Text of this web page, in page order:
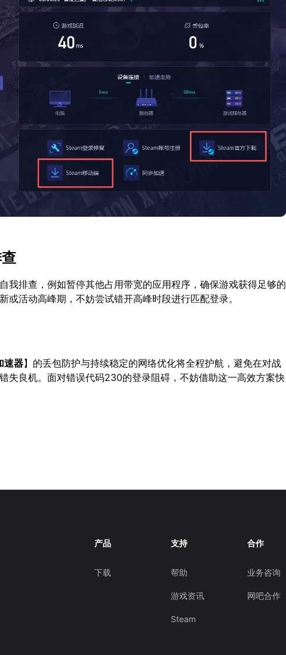
我排查，例如暂停其他占用带宽的应用程序，确保游戏获得足够的
或活动高峰期，不妨尝试错开高峰时段进行匹配登录。
速器】的丢包防护与持续稳定的网络优化将全程护航，避免在对战
失良机。面对错误代码230的登录阻碍，不妨借助这一高效方案快
产品
下载
支持
帮助
游戏资讯
Steam
合作
业务咨询
网吧合作